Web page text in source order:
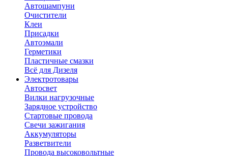
Автошампуни
Очистители
Клеи
Присадки
Автоэмали
Герметики
Пластичные смазки
Всё для Дизеля
Электротовары
Автосвет
Вилки нагрузочные
Зарядное устройство
Стартовые провода
Свечи зажигания
Аккумуляторы
Разветвители
Провода высоковольтные